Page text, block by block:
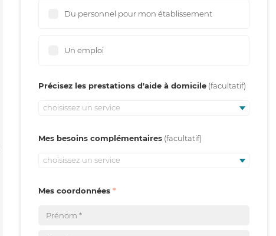
Du personnel pour mon établissement
Un emploi
Précisez les prestations d'aide à domicile
choisissez un service
Mes besoins complémentaires
choisissez un service
Mes coordonnées